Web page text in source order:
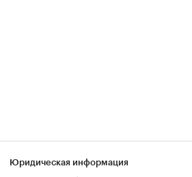
Юридическая информация